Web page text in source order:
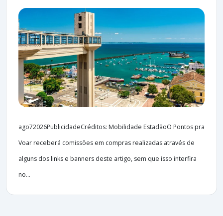
ago72026PublicidadeCréditos: Mobilidade EstadãoO Pontos pra
Voar receberá comissões em compras realizadas através de
alguns dos links e banners deste artigo, sem que isso interfira
no...